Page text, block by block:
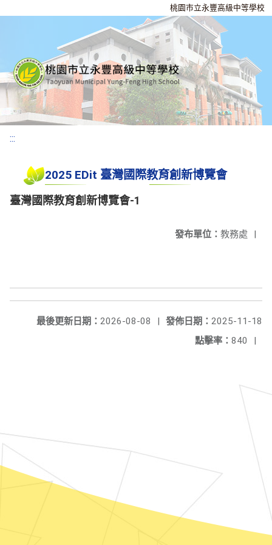
桃園市立永豐高級中等學校
:::
2025 EDit 臺灣國際教育創新博覽會
臺灣國際教育創新博覽會-1
發布單位： 教務處 |
發佈日期： 2025-11-18
最後更新日期： 2026-08-08
|
點擊率： 840 |